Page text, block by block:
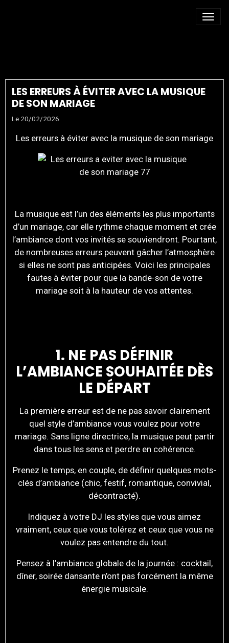
LES ERREURS À ÉVITER AVEC LA MUSIQUE
DE SON MARIAGE
Le 20/02/2026
Les erreurs à éviter avec la musique de son mariage
La musique est l’un des éléments les plus importants
d’un mariage, car elle rythme chaque moment et crée
l’ambiance dont vos invités se souviendront. Pourtant,
de nombreuses erreurs peuvent gâcher l’atmosphère
si elles ne sont pas anticipées. Voici les principales
fautes à éviter pour que la bande-son de votre
mariage soit à la hauteur de vos attentes.
1. NE PAS DÉFINIR
L’AMBIANCE SOUHAITÉE DÈS
LE DÉPART
La première erreur est de ne pas savoir clairement
quel style d’ambiance vous voulez pour votre
mariage. Sans ligne directrice, la musique peut partir
dans tous les sens et perdre en cohérence.
Prenez le temps, en couple, de définir quelques mots-
clés d’ambiance (chic, festif, romantique, convivial,
décontracté).
Indiquez à votre DJ les styles que vous aimez
vraiment, ceux que vous tolérez et ceux que vous ne
voulez pas entendre du tout.
Pensez à l’ambiance globale de la journée : cocktail,
dîner, soirée dansante n’ont pas forcément la même
énergie musicale.